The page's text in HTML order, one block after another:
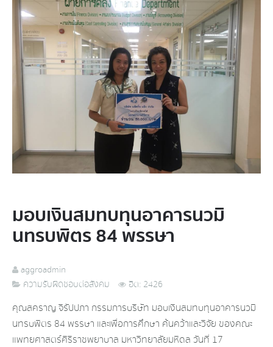
มอบเงินสมทบทุนอาคารนวมิ
นทรบพิตร 84 พรรษา
aggroadmin
ความรับผิดชอบต่อสังคม
ฮิต: 2426
คุณสคราญ จิรัปปภา กรรมการบริษัท มอบเงินสมทบทุนอาคารนวมิ
นทรบพิตร 84 พรรษา และเพื่อการศึกษา ค้นคว้าและวิจัย ของคณะ
แพทยศาสตร์ศิริราชพยาบาล มหาวิทยาลัยมหิดล วันที่ 17